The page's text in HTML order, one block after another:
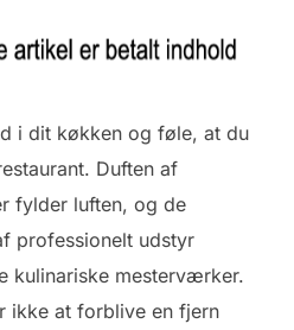
i dit køkken og føle, at du
Duften af
fylder luften, og de
professionelt udstyr
kulinariske mesterværker.
ikke at forblive en fjern